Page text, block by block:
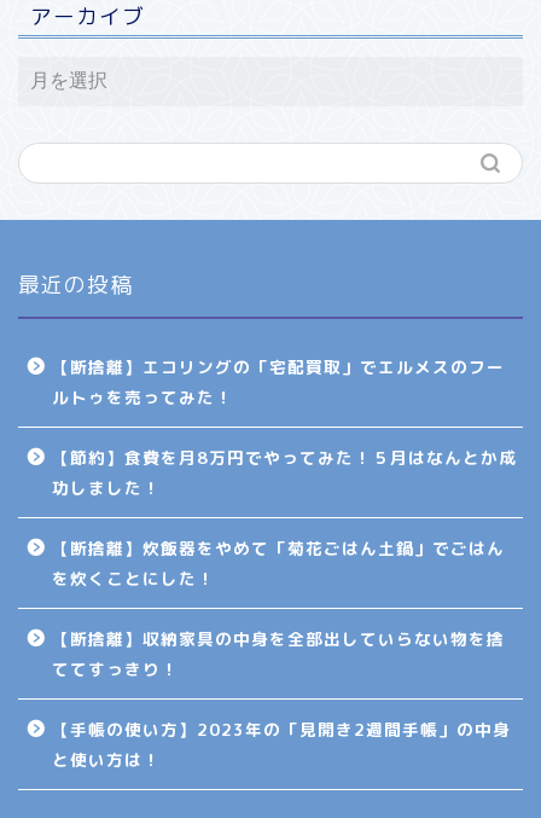
アーカイブ
最近の投稿
【断捨離】エコリングの「宅配買取」でエルメスのフー
ルトゥを売ってみた！
【節約】食費を月8万円でやってみた！５月はなんとか成
功しました！
【断捨離】炊飯器をやめて「菊花ごはん土鍋」でごはん
を炊くことにした！
【断捨離】収納家具の中身を全部出していらない物を捨
ててすっきり！
【手帳の使い方】2023年の「見開き2週間手帳」の中身
と使い方は！